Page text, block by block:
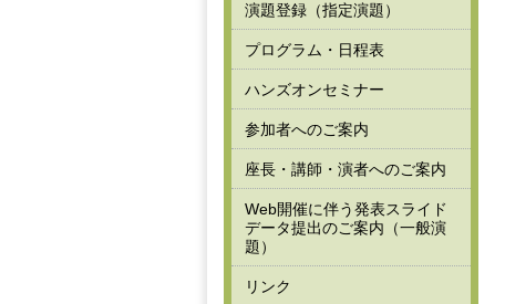
演題登録（指定演題）
プログラム・日程表
ハンズオンセミナー
参加者へのご案内
座長・講師・演者へのご案内
Web開催に伴う発表スライド
データ提出のご案内（一般演
題）
リンク